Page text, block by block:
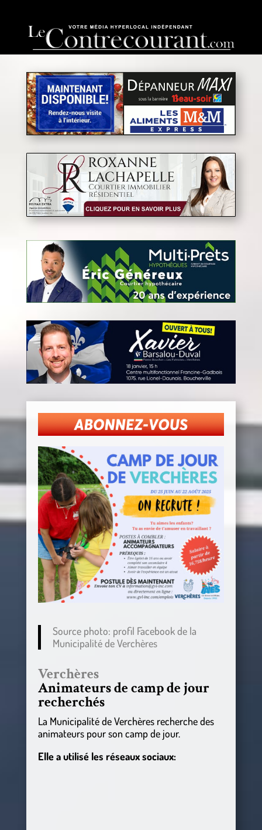
Source photo: profil Facebook de la
Municipalité de Verchères
Verchères
Animateurs de camp de jour
recherchés
La Municipalité de Verchères recherche des
animateurs pour son camp de jour.
Elle a utilisé les réseaux sociaux: